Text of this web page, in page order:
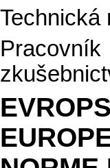
Technická